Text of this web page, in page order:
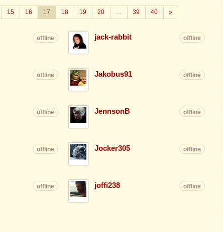
15 16 17 18 19 20 … 39 40 »Weiter
offline jack-rabbit offline
offline Jakobus91 offline
offline JennsonB offline
offline Jocker305 offline
offline joffi238 offline